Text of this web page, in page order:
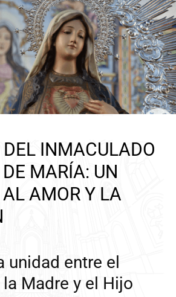
INMACULADO
MARÍA: UN
AMOR Y LA
unidad entre el
Madre y el Hijo